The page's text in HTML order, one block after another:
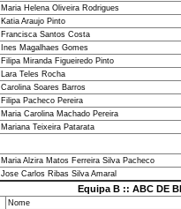
Maria Helena Oliveira Rodrigues
Katia Araujo Pinto
Francisca Santos Costa
Ines Magalhaes Gomes
Filipa Miranda Figueiredo Pinto
Lara Teles Rocha
Carolina Soares Barros
Filipa Pacheco Pereira
Maria Carolina Machado Pereira
Mariana Teixeira Patarata
Maria Alzira Matos Ferreira Silva Pacheco
Jose Carlos Ribas Silva Amaral
Equipa B :: ABC DE
Nome